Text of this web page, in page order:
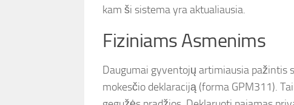
kam ši sistema yra aktualiausia.
Fiziniams Asmenims
Daugumai gyventojų artimiausia pažintis
mokesčio deklaraciją (forma GPM311).